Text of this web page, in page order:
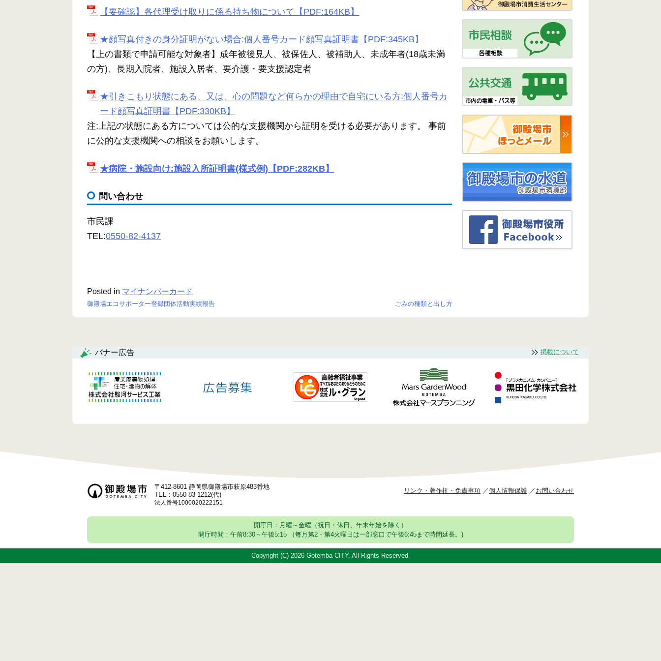
【要確認】各代理受け取りに係る持ち物について【PDF:164KB】
★顔写真付きの身分証明がない場合:個人番号カード顔写真証明書【PDF:345KB】
【上の書類で申請可能な対象者】成年被後見人、被保佐人、被補助人、未成年者(18歳未満
の方)、長期入院者、施設入居者、要介護・要支援認定者
★引きこもり状態にある、又は、心の問題など何らかの理由で自宅にいる方:個人番号カ
ード顔写真証明書【PDF:330KB】
注:上記の状態にある方については公的な支援機関から証明を受ける必要があります。 事前
に公的な支援機関への相談をお願いします。
★病院・施設向け:施設入所証明書(様式例)【PDF:282KB】
問い合わせ
市民課
TEL:0550-82-4137
Posted in マイナンバーカード
ナ
ビ
ゲ
シ
ン
御殿場エコサポーター登録団体活動実績報告 ごみの種類と出し方
バナー広告 掲載について
〒412-8601 静岡県御殿場市萩原483番地
TEL：0550-83-1212(代)
法人番号1000020222151
リンク・著作権・免責事項 個人情報保護 お問い合わせ
開庁日：月曜～金曜（祝日・休日、年末年始を除く）
開庁時間：午前8:30～午後5:15（毎月第2・第4火曜日は一部窓口で午後6:45まで時間延長。)
Copyright (C) 2026 Gotemba CITY. All Rights Reserved.